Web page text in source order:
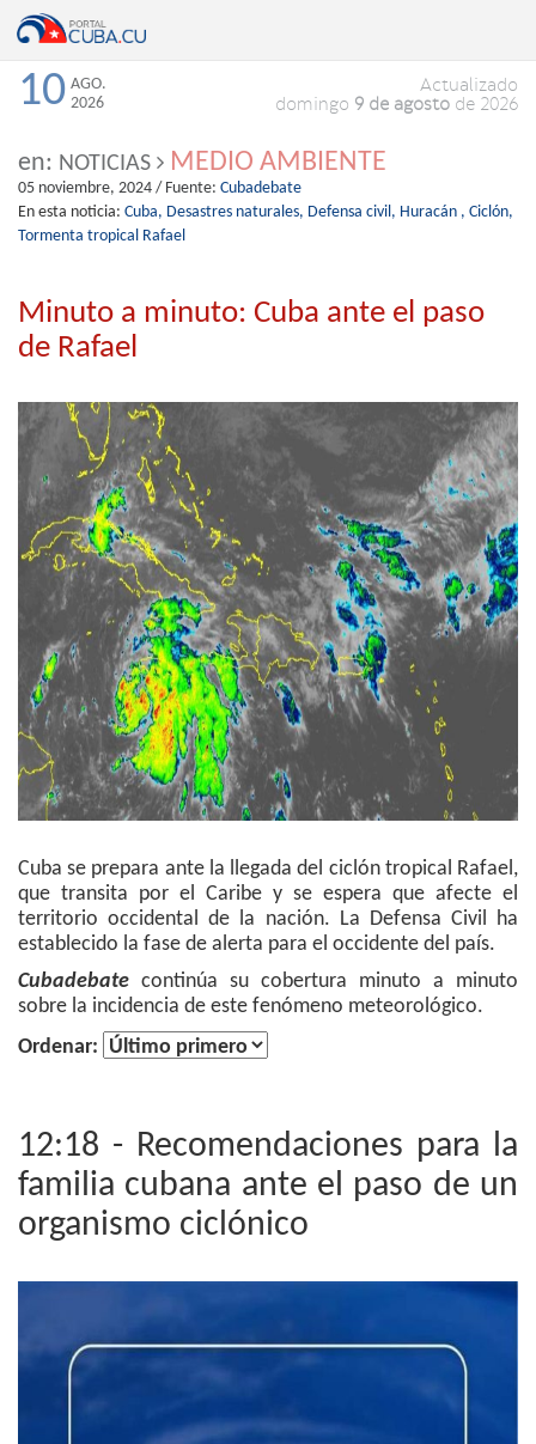
10 AGO.
2026
Actualizado
domingo 9 de agosto de 2026
en: NOTICIAS MEDIO AMBIENTE
05 noviembre, 2024 / Fuente: Cubadebate
En esta noticia: Cuba, Desastres naturales, Defensa civil, Huracán , Ciclón,
Tormenta tropical Rafael
Minuto a minuto: Cuba ante el paso
de Rafael
Cuba se prepara ante la llegada del ciclón tropical Rafael,
que transita por el Caribe y se espera que afecte el
territorio occidental de la nación. La Defensa Civil ha
establecido la fase de alerta para el occidente del país.
Cubadebate continúa su cobertura minuto a minuto
sobre la incidencia de este fenómeno meteorológico.
Ordenar:
12:18 - Recomendaciones para la
familia cubana ante el paso de un
organismo ciclónico